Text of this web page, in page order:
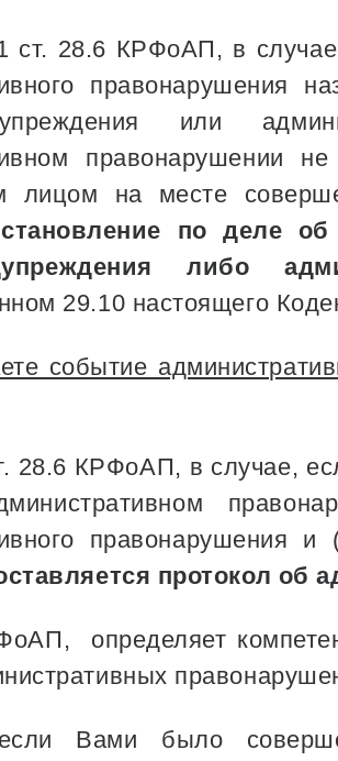
ст. 28.6 КРФоАП, в
правонарушения
или
правонарушении
лицом на месте
по деле
либо
29.10 настоящего
событие
28.6 КРФоАП, в случае,
правонарушения
протокол об
определяет
Вами было